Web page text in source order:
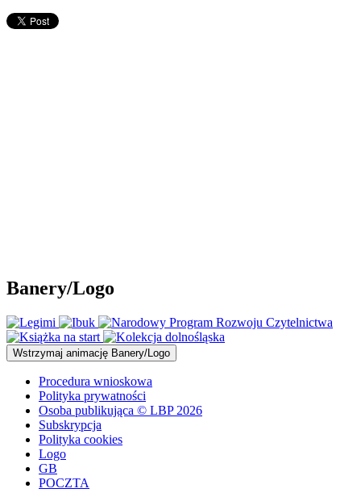
Banery/Logo
Wstrzymaj animację Banery/Logo
Procedura wnioskowa
Polityka prywatności
Osoba publikująca © LBP 2026
Subskrypcja
Polityka cookies
Logo
GB
POCZTA